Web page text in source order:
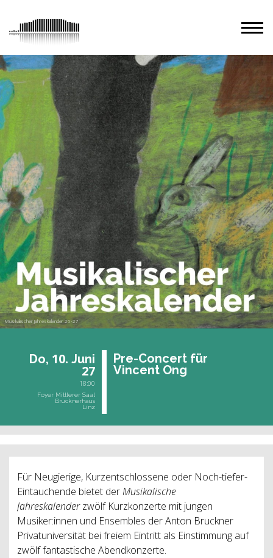
Musikalischer Jahreskalender 26-27
Do, 10. Juni
27
18:00
Foyer Mittlerer Saal
Brucknerhaus
Linz
Pre-Con­cert für
Vin­cent Ong
Für Neugierige, Kurzentschlossene oder Noch-tiefer-
Eintauchende bietet derMusikalische
Jahreskalenderzwölf Kurzkonzerte mit jungen
Musiker:innen und Ensembles der Anton Bruckner
Privatuniversität bei freiem Eintritt als Einstimmung auf
zwölf fantastische Abendkonzerte.